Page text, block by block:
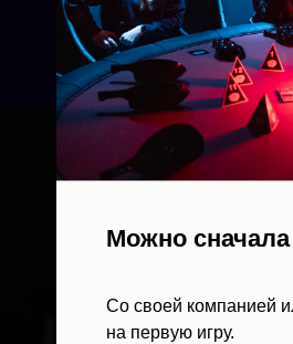
Можно сначала
Со своей компанией
на первую игру.